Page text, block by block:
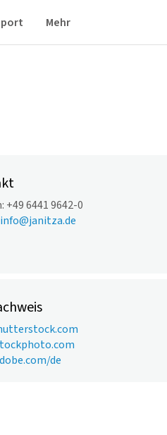
Mehr
+49 6441 9642-0
info@janitza.de
de